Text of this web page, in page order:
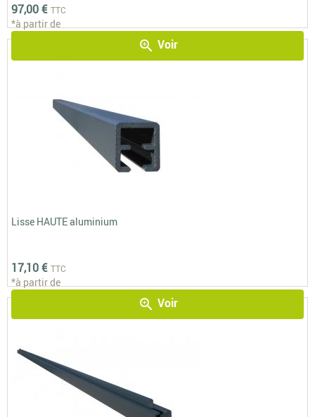
97,00 € TTC
*à partir de
zoom_in Voir
Lisse HAUTE aluminium
17,10 € TTC
*à partir de
zoom_in Voir